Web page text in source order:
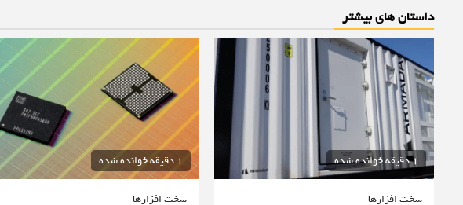
داستان های بیشتر
1 دقیقه خوانده شده
سخت افزارها
1 دقیقه خوانده شده
سخت افزارها